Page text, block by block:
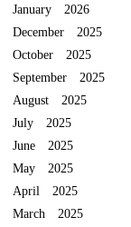
January 2026
December 2025
October 2025
September 2025
August 2025
July 2025
June 2025
May 2025
April 2025
March 2025